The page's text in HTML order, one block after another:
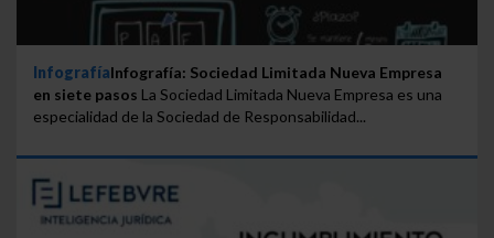
InfografíaInfografía: Sociedad Limitada Nueva Empresa
en siete pasos La Sociedad Limitada Nueva Empresa es una
especialidad de la Sociedad de Responsabilidad...